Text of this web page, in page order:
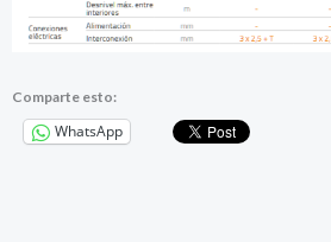
Comparte esto:
WhatsApp